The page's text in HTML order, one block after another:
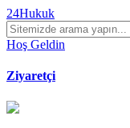
24Hukuk
Hoş Geldin
Ziyaretçi